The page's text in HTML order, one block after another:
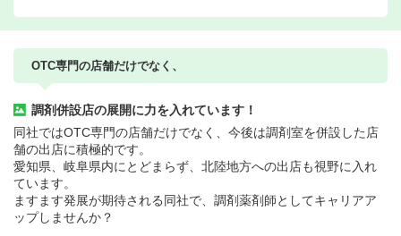
OTC専門の店舗だけでなく、
調剤併設店の展開に力を入れています！
同社ではOTC専門の店舗だけでなく、今後は調剤室を併設した店
舗の出店に積極的です。
愛知県、岐阜県内にとどまらず、北陸地方への出店も視野に入れ
ています。
ますます発展が期待される同社で、調剤薬剤師としてキャリアア
ップしませんか？